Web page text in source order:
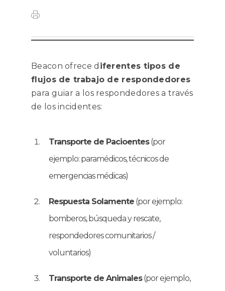
Beacon ofrece d iferentes tipos de
flujos de trabajo de respondedores
para guiar a los respondedores a través
de los incidentes:
Transporte de Pacioentes(por
ejemplo: paramédicos, técnicos de
emergencias médicas)
Respuesta Solamente (por ejemplo:
bomberos, búsqueda y rescate,
respondedores comunitarios /
voluntarios)
Transporte de Animales(por ejemplo,